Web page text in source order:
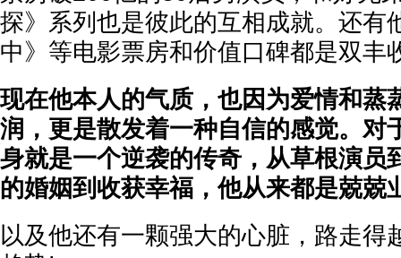
探》系列也是彼此的互相成就。还有
中》等电影票房和价值口碑都是双丰
现在他本人的气质，也因为爱情和蒸
润，更是散发着一种自信的感觉。对
身就是一个逆袭的传奇，从草根演员
的婚姻到收获幸福，他从来都是兢兢
以及他还有一颗强大的心脏，路走得